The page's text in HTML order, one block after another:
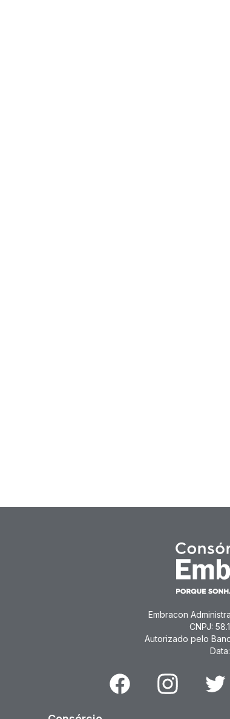
Embracon
CNPJ:
Autorizado pelo
Facebook Instagram Twitter